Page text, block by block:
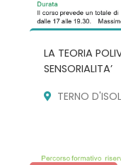
LA TEORIA
SENSORIALITA’
TERNO